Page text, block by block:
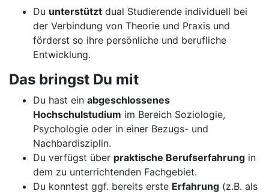
Du unterstützt dual Studierende individuell bei
der Verbindung von Theorie und Praxis und
förderst so ihre persönliche und berufliche
Entwicklung.
Das bringst Du mit
Du hast ein abgeschlossenes
Hochschulstudium im Bereich Soziologie,
Psychologie oder in einer Bezugs- und
Nachbardisziplin.
Du verfügst über praktische Berufserfahrung in
dem zu unterrichtenden Fachgebiet.
Du konntest ggf. bereits erste Erfahrung (z.B. als